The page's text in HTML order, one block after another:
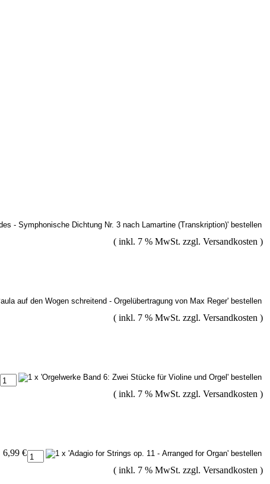
( inkl. 7 % MwSt. zzgl. Versandkosten )
( inkl. 7 % MwSt. zzgl. Versandkosten )
( inkl. 7 % MwSt. zzgl. Versandkosten )
6,99 €
( inkl. 7 % MwSt. zzgl. Versandkosten )